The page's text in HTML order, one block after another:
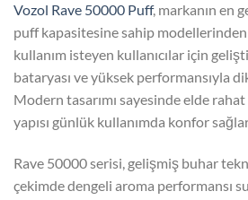
Vozol Rave 50000 Puff, markanın en
puff kapasitesine sahip
kullanım isteyen kullanıcılar için
bataryası ve yüksek performansıyla
Modern tasarımı sayesinde elde
yapısı günlük kullanımda konfor
Rave 50000 serisi, gelişmiş buhar
çekimde dengeli aroma performansı